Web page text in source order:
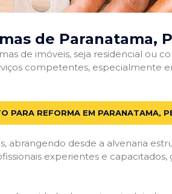
de Paranatama,
de imóveis, seja residencial ou
competentes, especialmente
PARA REFORMA EM PARANATAMA,
abrangendo desde a alvenaria
experientes e